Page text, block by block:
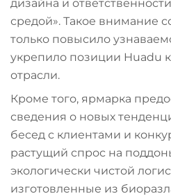
дизайна и
средой». Такое внимание
только повысило
укрепило позиции Huadu
отрасли.
Кроме того, ярмарка
сведения о новых
бесед с клиентами и
растущий спрос на
экологически чистой
изготовленные из